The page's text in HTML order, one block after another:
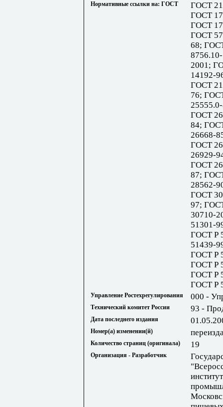
Нормативные ссылки на: ГОСТ
ГОСТ
ГОСТ
ГОСТ
ГОСТ
68;
2001;
14192-
ГОСТ
76;
ГОСТ
84;
26668-
ГОСТ
26929-
ГОСТ
87;
28562-
ГОСТ
97;
30710-
51301-
ГОСТ Р
51439-
ГОСТ Р
ГОСТ Р
ГОСТ Р
ГОСТ Р
Управление Ростехрегулирования 000 -
Технический комитет России 93 -
Дата последнего издания
Номер(а) изменении(й)
Количество страниц (оригинала) 19
Организация - Разработчик